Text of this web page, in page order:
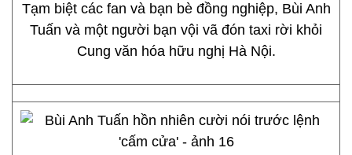
Tạm biệt các fan và bạn bè đồng nghiệp, Bùi Anh
Tuấn và một người bạn vội vã đón taxi rời khỏi
Cung văn hóa hữu nghị Hà Nội.